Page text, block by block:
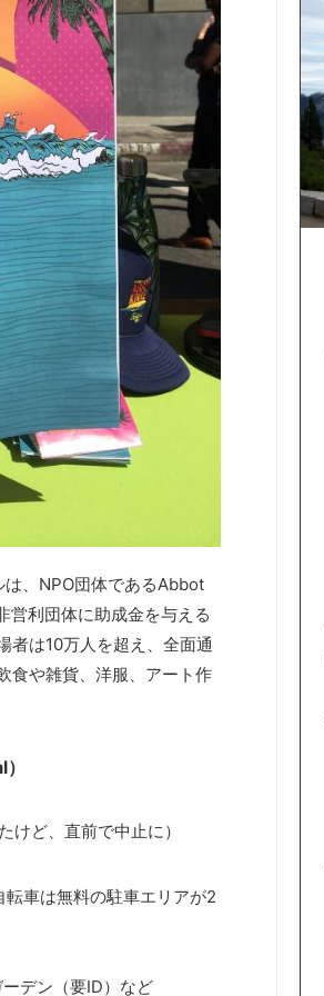
、NPO団体であるAbbot
利団体に助成金を与える
者は10万人を超え、全面通
食や雑貨、洋服、アート作
ど、直前で中止に）
車は無料の駐車エリアが2
デン（要ID）など